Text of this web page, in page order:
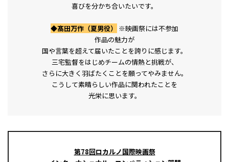
喜びを分かち合いたいです。
◆髙田万作（夏男役）
※映画祭には不参加
作品の魅力が
国や言葉を超えて届いたことを誇りに感じます。
三宅監督をはじめチームの情熱と挑戦が、
さらに大きく羽ばたくことを願ってやみません。
こうして素晴らしい作品に関われたことを
光栄に思います。
第78回ロカルノ国際映画祭